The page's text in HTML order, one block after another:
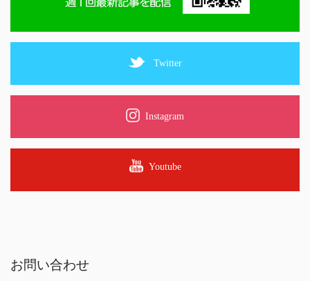
Twitter
Instagram
Youtube
お問い合わせ